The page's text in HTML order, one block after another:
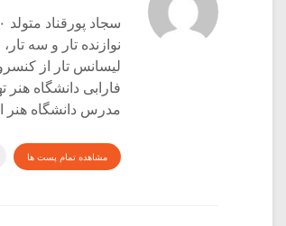
سجاد پورقناد متولد ۱۳۶۰ تهران
نوازنده تار و سه
لیسانس تار از
فارابی دانشگاه هنر
مدرس دانشگاه هنر
مشاهده تمام پست ها